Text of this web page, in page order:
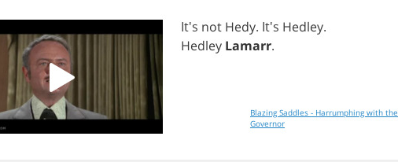
It's not Hedy. It's Hedley.
Hedley Lamarr.
Blazing Saddles - Harrumphing with the
Governor